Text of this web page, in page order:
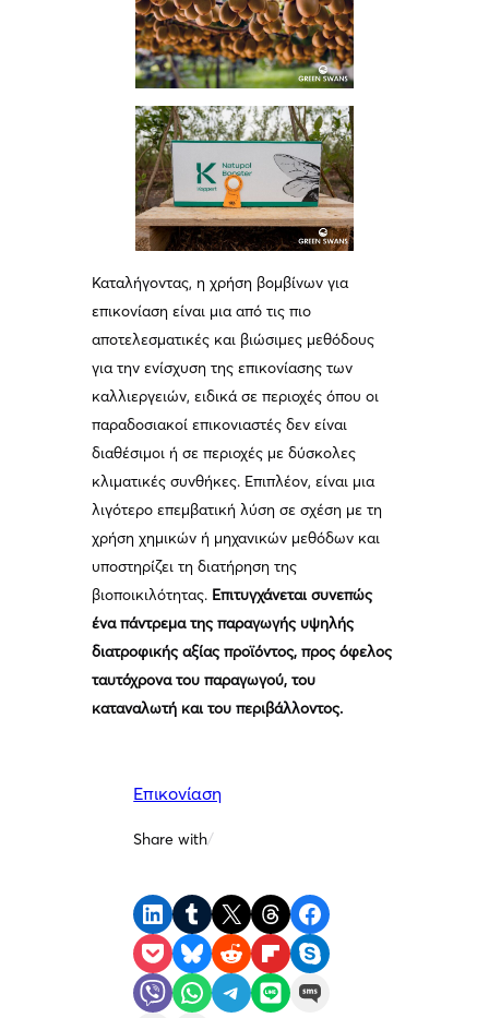
Καταλήγοντας, η χρήση βομβίνων για
επικονίαση είναι μια από τις πιο
αποτελεσματικές και βιώσιμες μεθόδους
για την ενίσχυση της επικονίασης των
καλλιεργειών, ειδικά σε περιοχές όπου οι
παραδοσιακοί επικονιαστές δεν είναι
διαθέσιμοι ή σε περιοχές με δύσκολες
κλιματικές συνθήκες. Επιπλέον, είναι μια
λιγότερο επεμβατική λύση σε σχέση με τη
χρήση χημικών ή μηχανικών μεθόδων και
υποστηρίζει τη διατήρηση της
βιοποικιλότητας. Επιτυγχάνεται συνεπώς
ένα πάντρεμα της παραγωγής υψηλής
διατροφικής αξίας προϊόντος, προς όφελος
ταυτόχρονα του παραγωγού, του
καταναλωτή και του περιβάλλοντος.
Επικονίαση
Share with/
Share on LinkedIn Share on Tumblr Share on X Share on Threads
Share on Facebook
Share on Pocket
Share on Bluesky Share on Reddit Share on Flipboard
Share on Skype
Share on Viber
Share on WhatsApp Share on Telegram Share on LINE
Share on SMS